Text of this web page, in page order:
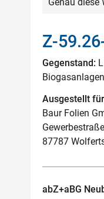
Z-
Gegenstand:
Biogasanlagen
Ausgestellt
Baur Folien
87787
abZ+aBG